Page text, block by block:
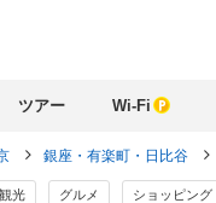
ツアー Wi-Fi
銀座・有楽町・日比谷
観光 グルメ ショッピング